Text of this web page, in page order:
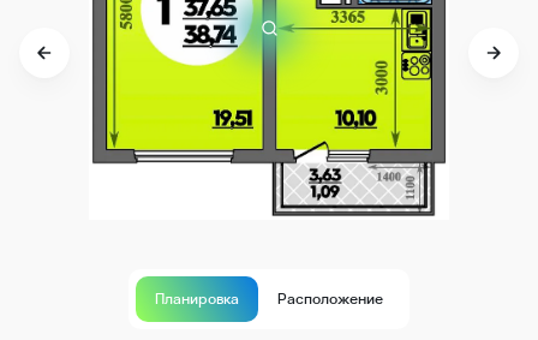
Планировка Расположение